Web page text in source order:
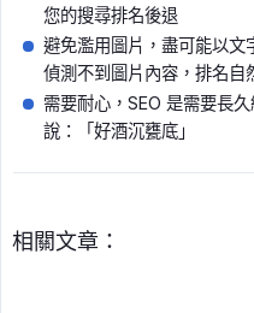
您的搜尋排名後退
避免濫用圖片，盡可能以
偵測不到圖片內容，排名自
需要耐心，SEO 是需要長
說：「好酒沉甕底」
相關文章：